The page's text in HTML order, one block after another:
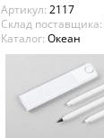
Артикул: 2117
Склад поставщика:
Каталог: Океан